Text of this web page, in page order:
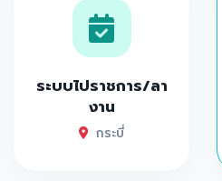
ระบบไปราชการ/ลา
งาน
กระบี่